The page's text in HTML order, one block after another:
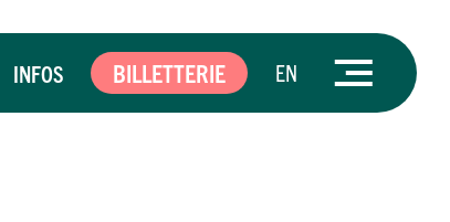
INFOS BILLETTERIE EN